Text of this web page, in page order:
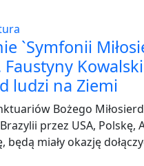
`Symfonii
Faustyny
ludzi na Ziemi
Bożego
przez USA, Polskę,
będą miały okazję